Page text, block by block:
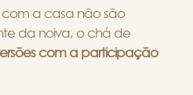
a casa não são
da noiva, o chá de
com a participação